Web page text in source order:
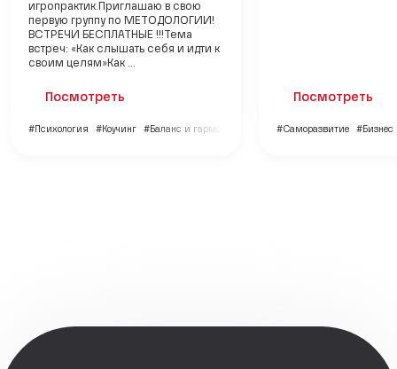
игропрактик.Приглашаю в свою
первую группу по МЕТОДОЛОГИИ!
ВСТРЕЧИ БЕСПЛАТНЫЕ !!!Тема
встреч: «Как слышать себя и идти к
своим целям»Как ...
Посмотреть
#Психология #Коучинг #Баланс и гармония
Посмотреть
#Саморазвитие #Бизнес